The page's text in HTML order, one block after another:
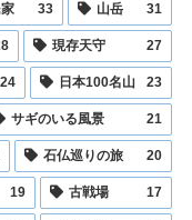
33 山岳 31
現存天守 27
24 日本100名山 23
サギのいる風景 21
石仏巡りの旅 20
19 古戦場 17